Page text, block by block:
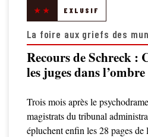
★★ EXLUSIF
La foire aux griefs des
Recours de Schreck :
les juges dans
Trois mois après le
magistrats du tribunal
épluchent enfin les 28 pages de